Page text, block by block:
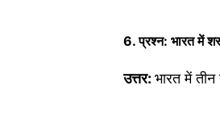
6. प्रश्न: भारत में
उत्तर: भारत में